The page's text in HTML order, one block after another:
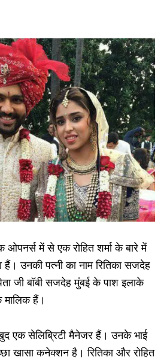
में से एक रोहित शर्मा के बारे में
उनकी पत्नी का नाम रितिका सजदेह
जी बॉबी सजदेह मुंबई के पाश इलाके
हैं।
एक सेलिब्रिटी मैनेजर हैं। उनके भाई
खासा कनेक्शन है। रितिका और रोहित